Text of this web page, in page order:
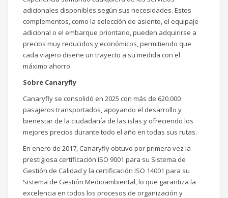
adicionales disponibles según sus necesidades. Estos
complementos, como la selección de asiento, el equipaje
adicional o el embarque prioritario, pueden adquirirse a
precios muy reducidos y económicos, permitiendo que
cada viajero diseñe un trayecto a su medida con el
máximo ahorro.
Sobre Canaryfly
Canaryfly se consolidó en 2025 con más de 620.000
pasajeros transportados, apoyando el desarrollo y
bienestar de la ciudadanía de las islas y ofreciendo los
mejores precios durante todo el año en todas sus rutas.
En enero de 2017, Canaryfly obtuvo por primera vez la
prestigiosa certificación ISO 9001 para su Sistema de
Gestión de Calidad y la certificación ISO 14001 para su
Sistema de Gestión Medioambiental, lo que garantiza la
excelencia en todos los procesos de organización y